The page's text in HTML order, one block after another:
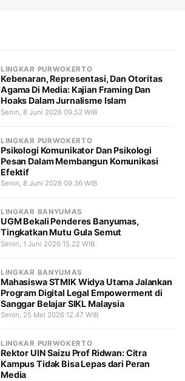
LINGKAR PURWOKERTO
Kebenaran, Representasi, Dan Otoritas
Agama Di Media: Kajian Framing Dan
Hoaks Dalam Jurnalisme Islam
Senin, 8 Juni 2026 09.52 WIB
LINGKAR PURWOKERTO
Psikologi Komunikator Dan Psikologi
Pesan Dalam Membangun Komunikasi
Efektif
Senin, 8 Juni 2026 09.36 WIB
LINGKAR BANYUMAS
UGM Bekali Penderes Banyumas,
Tingkatkan Mutu Gula Semut
Senin, 1 Juni 2026 15.22 WIB
LINGKAR BANYUMAS
Mahasiswa STMIK Widya Utama Jalankan
Program Digital Legal Empowerment di
Sanggar Belajar SIKL Malaysia
Senin, 25 Mei 2026 12.47 WIB
LINGKAR PURWOKERTO
Rektor UIN Saizu Prof Ridwan: Citra
Kampus Tidak Bisa Lepas dari Peran
Media